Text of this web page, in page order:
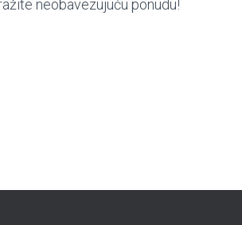
neobavezujuću ponudu!